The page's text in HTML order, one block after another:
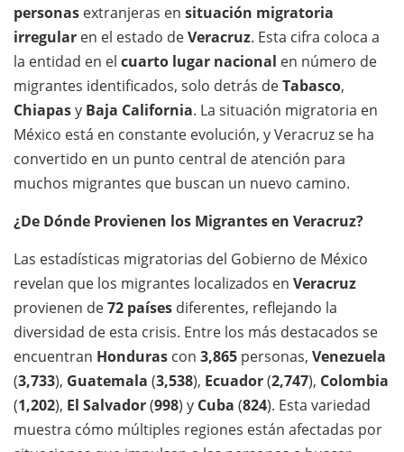
personas extranjeras en situación migratoria
irregular en el estado deVeracruz. Esta cifra coloca a
la entidad en el cuarto lugar nacional en número de
migrantes identificados, solo detrás deTabasco,
Chiapasy Baja California. La situación migratoria en
México está en constante evolución, y Veracruz se ha
convertido en un punto central de atención para
muchos migrantes que buscan un nuevo camino.
¿De Dónde Provienen los Migrantes en Veracruz?
Las estadísticas migratorias del Gobierno de México
revelan que los migrantes localizados en Veracruz
provienen de72 países diferentes, reflejando la
diversidad de esta crisis. Entre los más destacados se
encuentran Honduras con 3,865 personas, Venezuela
(3,733), Guatemala (3,538), Ecuador(2,747), Colombia
(1,202), El Salvador(998) y Cuba (824). Esta variedad
muestra cómo múltiples regiones están afectadas por